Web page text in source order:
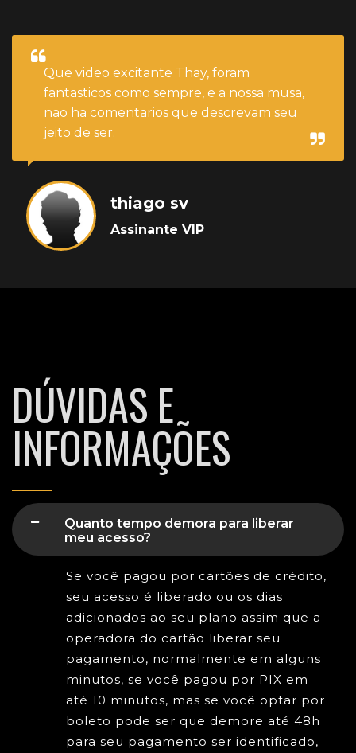
Que video excitante Thay, foram
fantasticos como sempre, e a nossa musa,
nao ha comentarios que descrevam seu
jeito de ser.
thiago sv
Assinante VIP
DÚVIDAS E
INFORMAÇÕES
Quanto tempo demora para liberar
meu acesso?
Se você pagou por cartões de crédito,
seu acesso é liberado ou os dias
adicionados ao seu plano assim que a
operadora do cartão liberar seu
pagamento, normalmente em alguns
minutos, se você pagou por PIX em
até 10 minutos, mas se você optar por
boleto pode ser que demore até 48h
para seu pagamento ser identificado,